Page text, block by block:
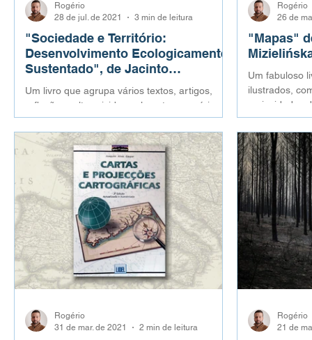
"Sociedade e Território:
Desenvolvimento Ecologicamente
Sustentado", de Jacinto
Rodrigues
Um livro que agrupa vários textos, artigos,
reflexões soltas vividas pelo autor em vários
momentos e em diferentes ambientes.
Rogério
28 de jul. de 2021
3 min de leitura
"Mapas"
Um fabuloso
ilustrados,
curiosidades
Rogério
26 de
Rogério
31 de mar. de 2021
2 min de leitura
Rogério
21 de